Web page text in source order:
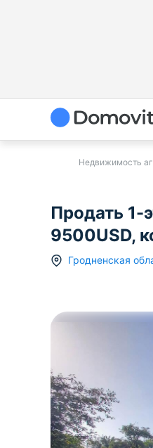
Недвижимость
Продать 1-
9500USD,
Гродненская